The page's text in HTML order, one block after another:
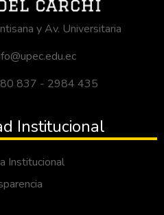
y Av. Universitaria
837 - 2984 435
Institucional
Institucional